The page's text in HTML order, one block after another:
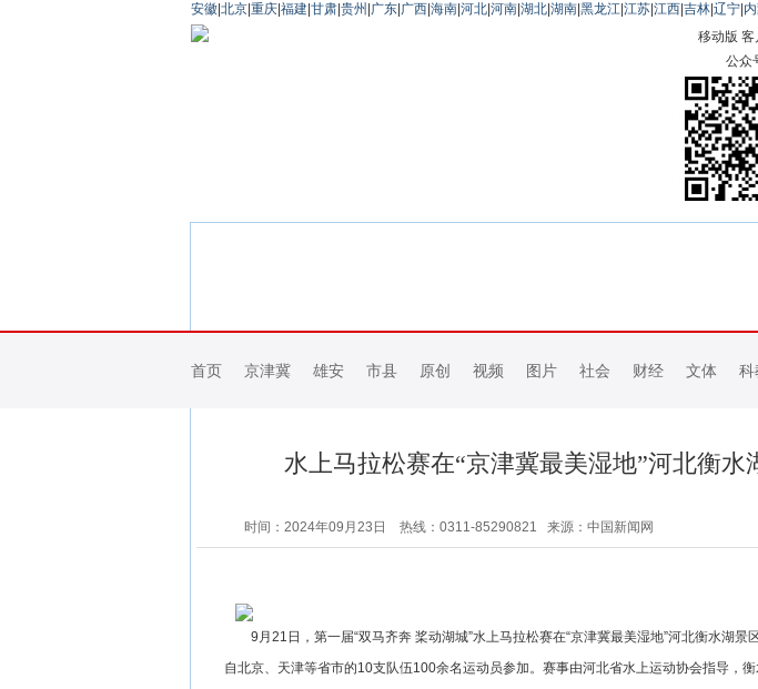
安徽 北京 重庆 福建 甘肃 贵州 广东 广西 海南 河北 河南 湖北 湖南 黑龙江 江苏 江西 吉林 辽宁
移动版 客
公众
首页 京津冀 雄安 市县 原创 视频 图片 社会 财经 文体 科
水上马拉松赛在“京津冀最美湿地”河北衡水
时间：2024年09月23日 热线：0311-85290821 来源：中国新闻网
9月21日，第一届“双马齐奔 桨动湖城”水上马拉松赛在“京津冀最美湿地”河北衡水湖景
自北京、天津等省市的10支队伍100余名运动员参加。赛事由河北省水上运动协会指导，